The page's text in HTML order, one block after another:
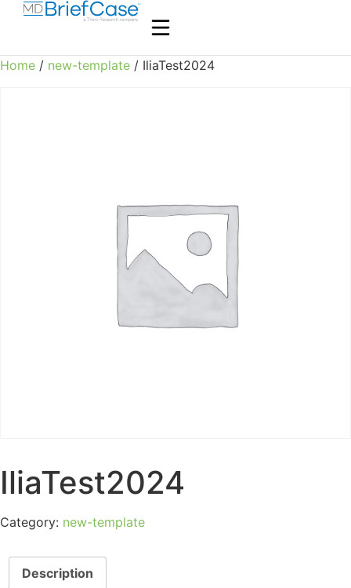
Home / new-template / IliaTest2024
IliaTest2024
Category: new-template
Description